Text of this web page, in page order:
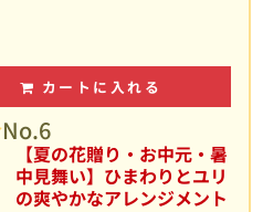
カートに入れる
No.6
【夏の花贈り・お中元・暑
中見舞い】ひまわりとユリ
の爽やかなアレンジメント